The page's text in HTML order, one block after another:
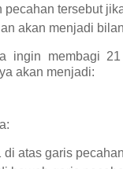
pecahan tersebut
akan menjadi
ingin membagi
akan menjadi:
di atas garis